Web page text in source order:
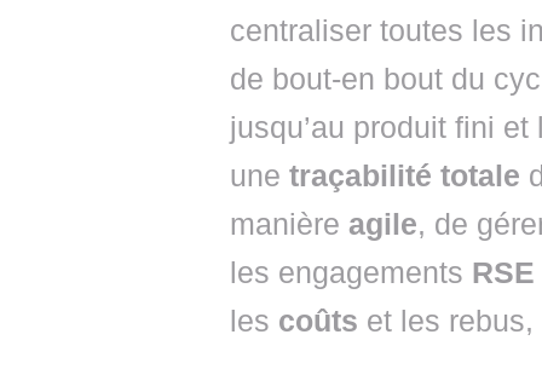
centraliser toutes les
de bout-en bout du
jusqu’au produit fini
une traçabilité totale
manière agile, de
les engagements RSE
les coûts et les